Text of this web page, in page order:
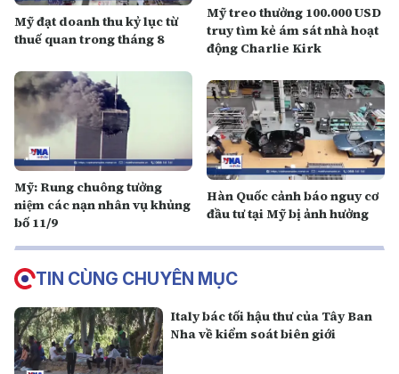
Mỹ đạt doanh thu kỷ lục từ
thuế quan trong tháng 8
Mỹ treo thưởng 100.000 USD
truy tìm kẻ ám sát nhà hoạt
động Charlie Kirk
Mỹ: Rung chuông tưởng
niệm các nạn nhân vụ khủng
bố 11/9
Hàn Quốc cảnh báo nguy cơ
đầu tư tại Mỹ bị ảnh hưởng
TIN CÙNG CHUYÊN MỤC
Italy bác tối hậu thư của Tây Ban
Nha về kiểm soát biên giới